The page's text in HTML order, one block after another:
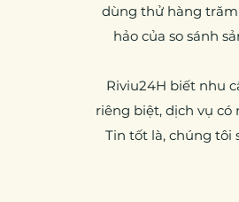
dùng thử hàng
hảo của so sánh
Riviu24H biết nhu
riêng biệt, dịch vụ
Tin tốt là, chúng tôi